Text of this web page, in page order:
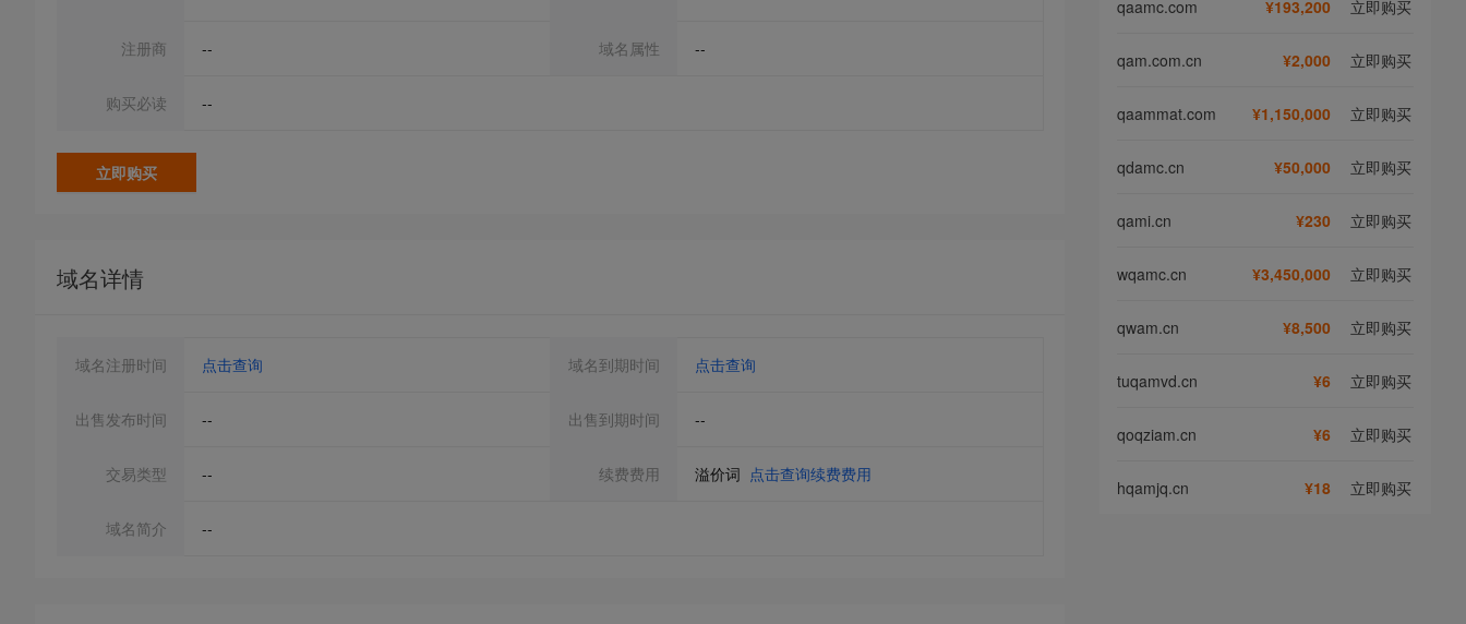
注册商 -- 域名属性 --
购买必读 --
立即购买
域名详情
域名注册时间 点击查询 域名到期时间 点击查询
出售发布时间 -- 出售到期时间 --
交易类型 -- 续费费用 溢价词 点击查询续费费用
域名简介 --
qaamc.com ¥193,200 立即购买
qam.com.cn ¥2,000 立即购买
qaammat.com ¥1,150,000 立即购买
qdamc.cn ¥50,000 立即购买
qami.cn ¥230 立即购买
wqamc.cn ¥3,450,000 立即购买
qwam.cn ¥8,500 立即购买
tuqamvd.cn ¥6 立即购买
qoqziam.cn ¥6 立即购买
hqamjq.cn ¥18 立即购买